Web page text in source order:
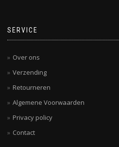
SERVICE
Over ons
Verzending
Retourneren
Algemene Voorwaarden
Privacy policy
Contact